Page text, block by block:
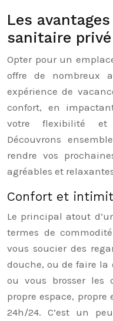
Les
sanitaire
Opter pour un
offre de nombreux
expérience de
confort, en
votre flexibilité et
Découvrons
rendre vos
agréables et
Confort et
Le principal atout
termes de
vous soucier des
douche, ou de faire
ou vous brosser les
propre espace,
24h/24. C’est un